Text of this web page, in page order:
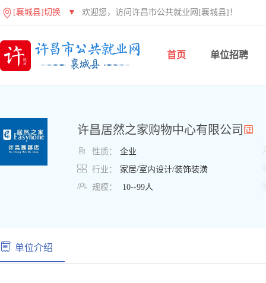
[襄城县]切换 ▼ 欢迎您，访问许昌市公共就业网[襄城县]！
首页 单位招聘
许昌居然之家购物中心有限公司
 性质： 企业
 行业： 家居/室内设计/装饰装潢
 规模： 10--99人
单位介绍